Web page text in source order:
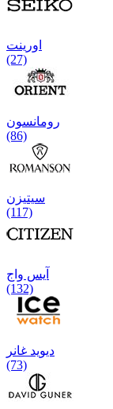
اورینت
(27)
رومانسون
(86)
سیتیزن
(117)
آیس واج
(132)
دیوید غانر
(73)